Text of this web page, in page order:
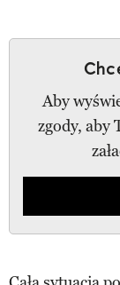
Aby
zgody, aby